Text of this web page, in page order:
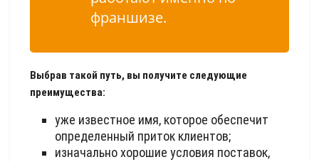
франшизе.
Выбрав такой путь, вы получите следующие
преимущества:
уже известное имя, которое обеспечит
определенный приток клиентов;
изначально хорошие условия поставок,